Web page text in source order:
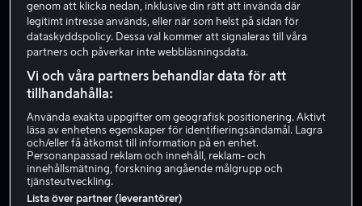
Omar Rudberg
genom att klicka nedan, inklusive din rätt att invända där
legitimt intresse används, eller när som helst på sidan för
dataskyddspolicy. Dessa val kommer att signaleras till våra
partners och påverkar inte webbläsningsdata.
Vi och våra partners behandlar data för att
tillhandahålla:
Använda exakta uppgifter om geografisk positionering. Aktivt
läsa av enhetens egenskaper för identifieringsändamål. Lagra
och/eller få åtkomst till information på en enhet.
Personanpassad reklam och innehåll, reklam- och
innehållsmätning, forskning angående målgrupp och
tjänsteutveckling.
Lista över partner (leverantörer)